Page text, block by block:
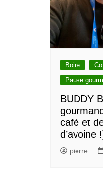
Boire
Pause
BUDDY
café et
d’avoine
pierre